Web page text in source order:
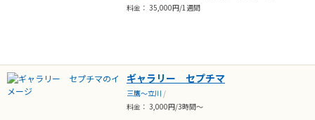
料金： 35,000円/1週間
ギャラリー セプチマ
三鷹～立川 /
料金： 3,000円/3時間～